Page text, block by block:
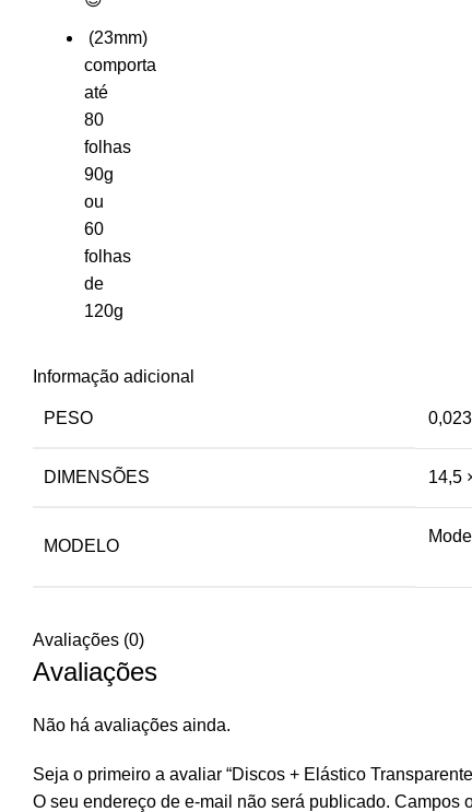
(23mm)
comporta
até
80
folhas
90g
ou
60
folhas
de
120g
Informação adicional
PESO
DIMENSÕES 14,5
MODELO
Avaliações (0)
Avaliações
Não há avaliações ainda.
Seja o primeiro a avaliar “Discos + Elástico
O seu endereço de e-mail não será publicado. Campos